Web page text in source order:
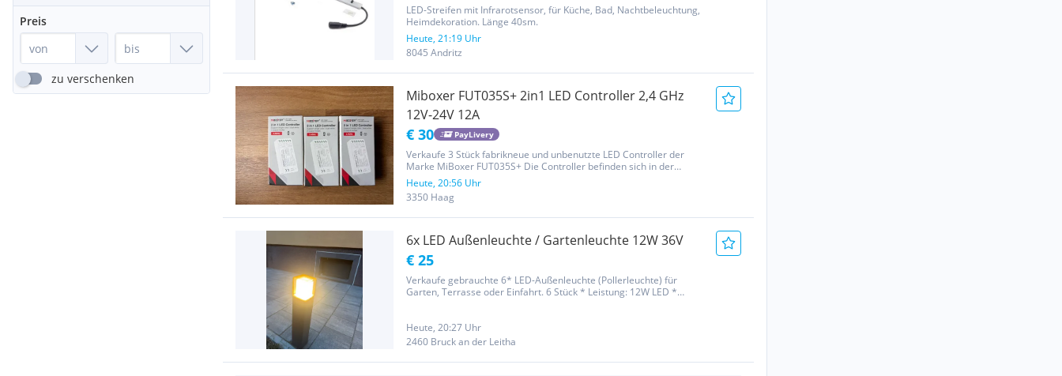
Preis
zu verschenken
LED-Streifen mit Infrarotsensor, für Küche, Bad, Nachtbeleuchtung,
Heimdekoration. Länge 40sm.
Heute, 21:19 Uhr
8045 Andritz
Miboxer FUT035S+ 2in1 LED Controller 2,4 GHz
12V-24V 12A
€ 30 PayLivery
Verkaufe 3 Stück fabrikneue und unbenutzte LED Controller der
Marke MiBoxer FUT035S+ Die Controller befinden sich in der
Originalverpackung und wurden nie verbaut. Alle 3 Stück 30€ 2in1
Steuergerät für Single Color (Einfarbig) ODER CCT (Farbtemperatur
/...
Heute, 20:56 Uhr
3350 Haag
6x LED Außenleuchte / Gartenleuchte 12W 36V
€ 25
Verkaufe gebrauchte 6* LED-Außenleuchte (Pollerleuchte) für
Garten, Terrasse oder Einfahrt. 6 Stück * Leistung: 12W LED *
vorhanden....
Heute, 20:27 Uhr
2460 Bruck an der Leitha